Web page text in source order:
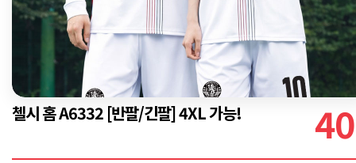
첼시 홈 A6332 [반팔/긴팔] 4XL 가능! 40